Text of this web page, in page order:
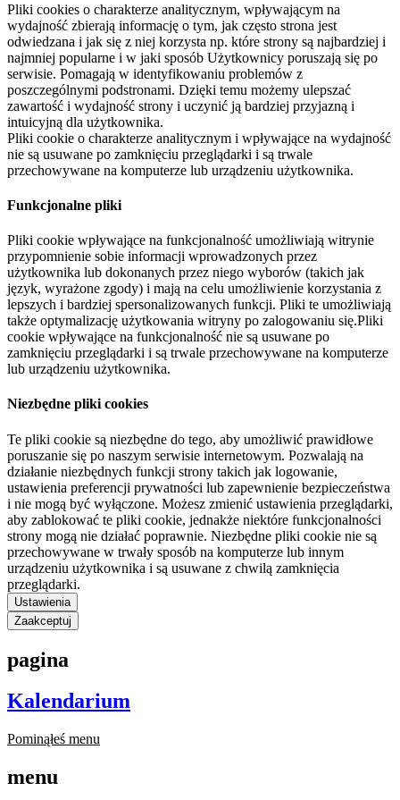
Pliki cookies o charakterze analitycznym, wpływającym na
wydajność zbierają informację o tym, jak często strona jest
odwiedzana i jak się z niej korzysta np. które strony są najbardziej i
najmniej popularne i w jaki sposób Użytkownicy poruszają się po
serwisie. Pomagają w identyfikowaniu problemów z
poszczególnymi podstronami. Dzięki temu możemy ulepszać
zawartość i wydajność strony i uczynić ją bardziej przyjazną i
intuicyjną dla użytkownika.
Pliki cookie o charakterze analitycznym i wpływające na wydajność
nie są usuwane po zamknięciu przeglądarki i są trwale
przechowywane na komputerze lub urządzeniu użytkownika.
Funkcjonalne pliki
Pliki cookie wpływające na funkcjonalność umożliwiają witrynie
przypomnienie sobie informacji wprowadzonych przez
użytkownika lub dokonanych przez niego wyborów (takich jak
język, wyrażone zgody) i mają na celu umożliwienie korzystania z
lepszych i bardziej spersonalizowanych funkcji. Pliki te umożliwiają
także optymalizację użytkowania witryny po zalogowaniu się.Pliki
cookie wpływające na funkcjonalność nie są usuwane po
zamknięciu przeglądarki i są trwale przechowywane na komputerze
lub urządzeniu użytkownika.
Niezbędne pliki cookies
Te pliki cookie są niezbędne do tego, aby umożliwić prawidłowe
poruszanie się po naszym serwisie internetowym. Pozwalają na
działanie niezbędnych funkcji strony takich jak logowanie,
ustawienia preferencji prywatności lub zapewnienie bezpieczeństwa
i nie mogą być wyłączone. Możesz zmienić ustawienia przeglądarki,
aby zablokować te pliki cookie, jednakże niektóre funkcjonalności
strony mogą nie działać poprawnie. Niezbędne pliki cookie nie są
przechowywane w trwały sposób na komputerze lub innym
urządzeniu użytkownika i są usuwane z chwilą zamknięcia
przeglądarki.
Ustawienia
Zaakceptuj
pagina
Kalendarium
Pominąłeś menu
menu